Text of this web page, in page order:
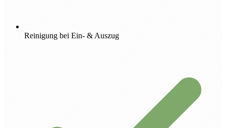
Reinigung bei Ein- & Auszug